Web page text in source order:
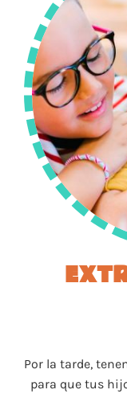
Por la tarde,
para que tus